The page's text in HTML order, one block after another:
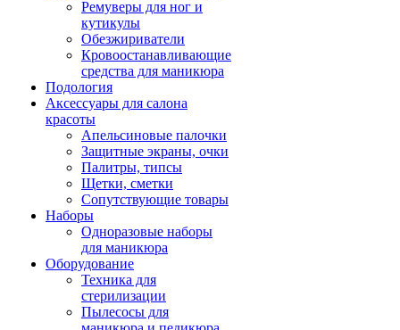
Ремуверы для ног и
кутикулы
Обезжириватели
Кровоостанавливающие
средства для маникюра
Подология
Аксессуары для салона
красоты
Апельсиновые палочки
Защитные экраны, очки
Палитры, типсы
Щетки, сметки
Сопутствующие товары
Наборы
Одноразовые наборы
для маникюра
Оборудование
Техника для
стерилизации
Пылесосы для